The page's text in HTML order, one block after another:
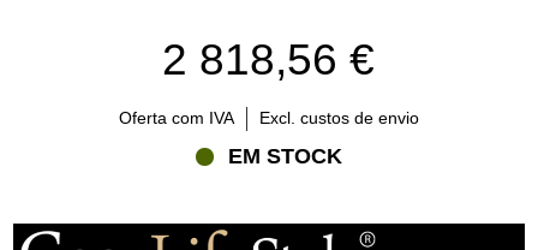
2 818,56 €
Oferta com IVA Excl. custos de envio
EM STOCK